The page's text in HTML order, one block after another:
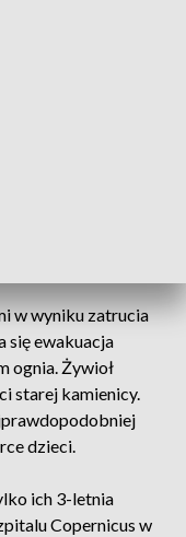
w wyniku zatrucia
się ewakuacja
ognia. Żywioł
starej kamienicy.
dzieci.
ich 3-letnia
Copernicus w